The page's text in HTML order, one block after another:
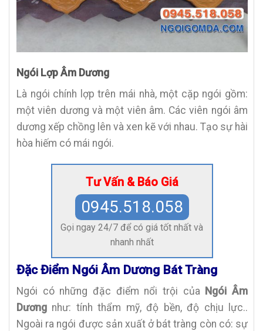
Ngói Lợp Âm Dương
Là ngói chính lợp trên mái nhà, một cặp ngói gồm:
một viên dương và một viên âm. Các viên ngói âm
dương xếp chồng lên và xen kẽ với nhau. Tạo sự hài
hòa hiếm có mái ngói.
Tư Vấn & Báo Giá
0945.518.058
Gọi ngay 24/7 để có giá tốt nhất và
nhanh nhất
Đặc Điểm Ngói Âm Dương Bát Tràng
Ngói có những đặc điểm nổi trội của Ngói Âm
Dương như: tính thẩm mỹ, độ bền, độ chịu lực..
Ngoài ra ngói được sản xuất ở bát tràng còn có: sự